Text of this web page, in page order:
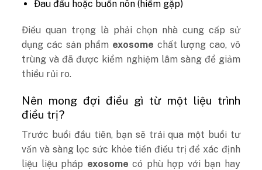
Đau đầu hoặc buồn nôn (hiếm gặp)
Điều quan trọng là phải chọn nhà cung cấp sử
dụng các sản phẩm exosome chất lượng cao, vô
trùng và đã được kiểm nghiệm lâm sàng để giảm
thiểu rủi ro.
Nên mong đợi điều gì từ một liệu trình
điều trị?
Trước buổi đầu tiên, bạn sẽ trải qua một buổi tư
vấn và sàng lọc sức khỏe tiền điều trị để xác định
liệu liệu pháp exosome có phù hợp với bạn hay